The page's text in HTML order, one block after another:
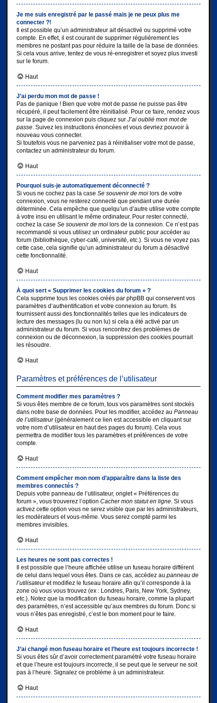
Je me suis enregistré par le passé mais je ne peux plus me
connecter ?!
Il est possible qu’un administrateur ait désactivé ou supprimé votre
compte. En effet, il est courant de supprimer régulièrement les
membres ne postant pas pour réduire la taille de la base de données.
Si cela vous arrive, tentez de vous ré-enregistrer et soyez plus investi
sur le forum.
Haut
J’ai perdu mon mot de passe !
Pas de panique ! Bien que votre mot de passe ne puisse pas être
récupéré, il peut facilement être réinitialisé. Pour ce faire, rendez vous
sur la page de connexion puis cliquez sur J’ai oublié mon mot de
passe. Suivez les instructions énoncées et vous devriez pouvoir à
nouveau vous connecter.
Si toutefois vous ne parveniez pas à réinitialiser votre mot de passe,
contactez un administrateur du forum.
Haut
Pourquoi suis-je automatiquement déconnecté ?
Si vous ne cochez pas la case Se souvenir de moi lors de votre
connexion, vous ne resterez connecté que pendant une durée
déterminée. Cela empêche que quelqu’un d’autre utilise votre compte
à votre insu en utilisant le même ordinateur. Pour rester connecté,
cochez la case Se souvenir de moi lors de la connexion. Ce n’est pas
recommandé si vous utilisez un ordinateur public pour accéder au
forum (bibliothèque, cyber-café, université, etc.). Si vous ne voyez pas
cette case, cela signifie qu’un administrateur du forum a désactivé
cette fonctionnalité.
Haut
À quoi sert « Supprimer les cookies du forum » ?
Cela supprime tous les cookies créés par phpBB qui conservent vos
paramètres d’authentification et votre connexion au forum. Ils
fournissent aussi des fonctionnalités telles que les indicateurs de
lecture des messages (lu ou non lu) si cela a été activé par un
administrateur du forum. Si vous rencontrez des problèmes de
connexion ou de déconnexion, la suppression des cookies pourrait
les résoudre.
Haut
Paramètres et préférences de l’utilisateur
Comment modifier mes paramètres ?
Si vous êtes membre de ce forum, tous vos paramètres sont stockés
dans notre base de données. Pour les modifier, accédez au Panneau
de l’utilisateur(généralement ce lien est accessible en cliquant sur
votre nom d’utilisateur en haut des pages du forum). Cela vous
permettra de modifier tous les paramètres et préférences de votre
compte.
Haut
Comment empêcher mon nom d’apparaître dans la liste des
membres connectés ?
Depuis votre panneau de l’utilisateur, onglet « Préférences du
forum », vous trouverez l’option Cacher mon statut en ligne. Si vous
activez cette option vous ne serez visible que par les administrateurs,
les modérateurs et vous-même. Vous serez compté parmi les
membres invisibles.
Haut
Les heures ne sont pas correctes !
Il est possible que l’heure affichée utilise un fuseau horaire différent
de celui dans lequel vous êtes. Dans ce cas, accédez au panneau de
l’utilisateuret modifiez le fuseau horaire afin qu’il corresponde à la
zone où vous vous trouvez (ex : Londres, Paris, New York, Sydney,
etc.). Notez que la modification du fuseau horaire, comme la plupart
des paramètres, n’est accessible qu’aux membres du forum. Donc si
vous n’êtes pas enregistré, c’est le bon moment pour le faire.
Haut
J’ai changé mon fuseau horaire et l’heure est toujours incorrecte !
Si vous êtes sûr d’avoir correctement paramétré votre fuseau horaire
et que l’heure est toujours incorrecte, il se peut que le serveur ne soit
pas à l’heure. Signalez ce problème à un administrateur.
Haut